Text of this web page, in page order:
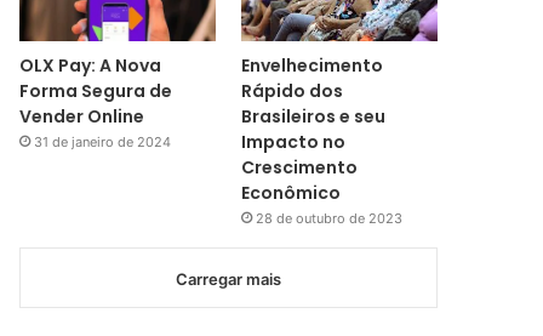
OLX Pay: A Nova
Forma Segura de
Vender Online
31 de janeiro de 2024
Envelhecimento
Rápido dos
Brasileiros e seu
Impacto no
Crescimento
Econômico
28 de outubro de 2023
Carregar mais